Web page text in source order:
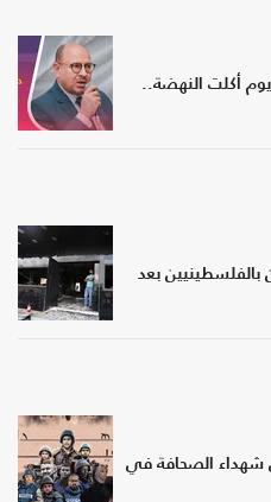
أكلت النهضة..
بعد
على شهداء الصحافة في